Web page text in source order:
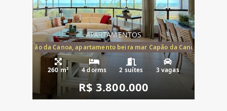
APARTAMENTOS
mar Capão da Canoa, apartamento beira mar Capão da Canoa,
260 m² 4 dorms 2 suítes 3 vagas
R$ 3.800.000